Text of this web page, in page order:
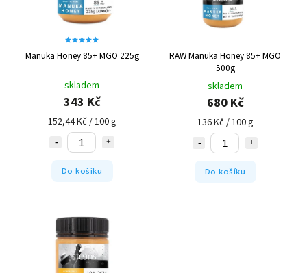
Manuka Honey 85+ MGO 225g
skladem
343 Kč
152,44 Kč / 100 g
Do košíku
RAW Manuka Honey 85+ MGO
500g
skladem
680 Kč
136 Kč / 100 g
Do košíku